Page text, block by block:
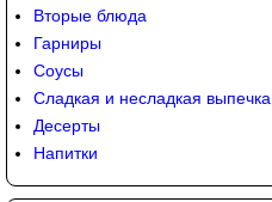
Вторые блюда
Гарниры
Соусы
Сладкая и несладкая выпечка
Десерты
Напитки